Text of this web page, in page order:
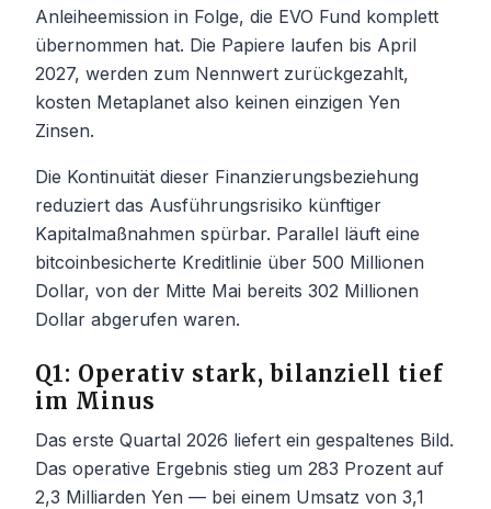
Anleiheemission in Folge, die EVO Fund komplett
übernommen hat. Die Papiere laufen bis April
2027, werden zum Nennwert zurückgezahlt,
kosten Metaplanet also keinen einzigen Yen
Zinsen.
Die Kontinuität dieser Finanzierungsbeziehung
reduziert das Ausführungsrisiko künftiger
Kapitalmaßnahmen spürbar. Parallel läuft eine
bitcoinbesicherte Kreditlinie über 500 Millionen
Dollar, von der Mitte Mai bereits 302 Millionen
Dollar abgerufen waren.
Q1: Operativ stark, bilanziell tief
im Minus
Das erste Quartal 2026 liefert ein gespaltenes Bild.
Das operative Ergebnis stieg um 283 Prozent auf
2,3 Milliarden Yen — bei einem Umsatz von 3,1